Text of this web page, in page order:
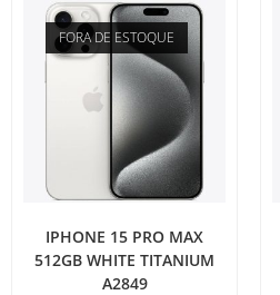
FORA DE ESTOQUE
IPHONE 15 PRO MAX
512GB WHITE TITANIUM
A2849